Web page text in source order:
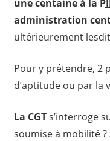
une centaine à la
administration
ultérieurement
Pour y prétendre, 2
d’aptitude ou par la
La CGTs’interroge
soumise à mobilité ?